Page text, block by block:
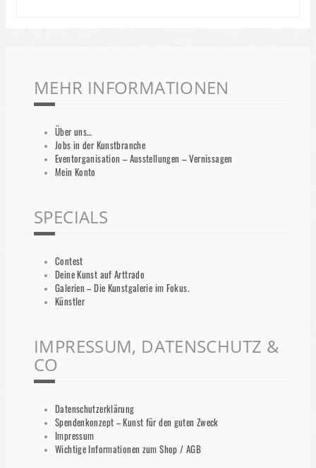
MEHR INFORMATIONEN
Über uns…
Jobs in der Kunstbranche
Eventorganisation – Ausstellungen – Vernissagen
Mein Konto
SPECIALS
Contest
Deine Kunst auf Arttrado
Galerien – Die Kunstgalerie im Fokus.
Künstler
IMPRESSUM, DATENSCHUTZ &
CO
Datenschutzerklärung
Spendenkonzept – Kunst für den guten Zweck
Impressum
Wichtige Informationen zum Shop / AGB